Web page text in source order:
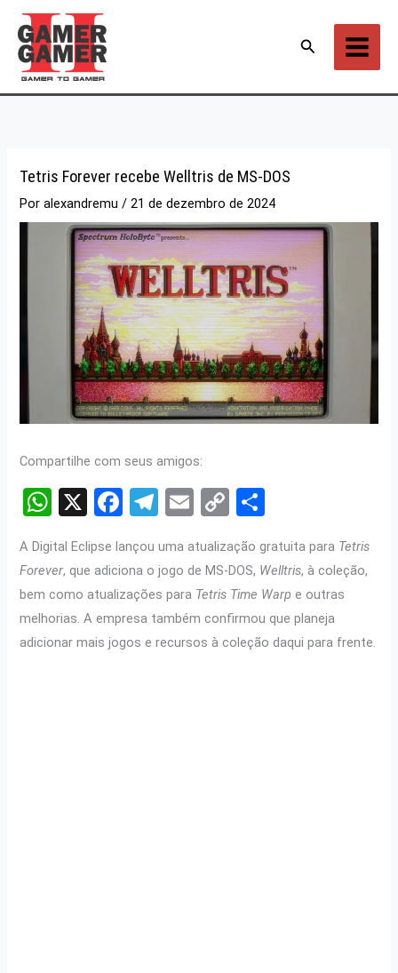
para
conteúdo
Pesquisar
Tetris Forever recebe Welltris de MS-DOS
Poralexandremu/21 de dezembro de 2024
Compartilhe com seus amigos:
W
at
s
A
p
X
F
ce
b
o
o
T
e
gr
a
m
E
ail
C
py
Li
n
k
ar
e
A Digital Eclipse lançou uma atualização gratuita para Tetris
Forever, que adiciona o jogo de MS-DOS, Welltris, à coleção,
bem como atualizações para Tetris Time Warp e outras
melhorias. A empresa também confirmou que planeja
adicionar mais jogos e recursos à coleção daqui para frente.